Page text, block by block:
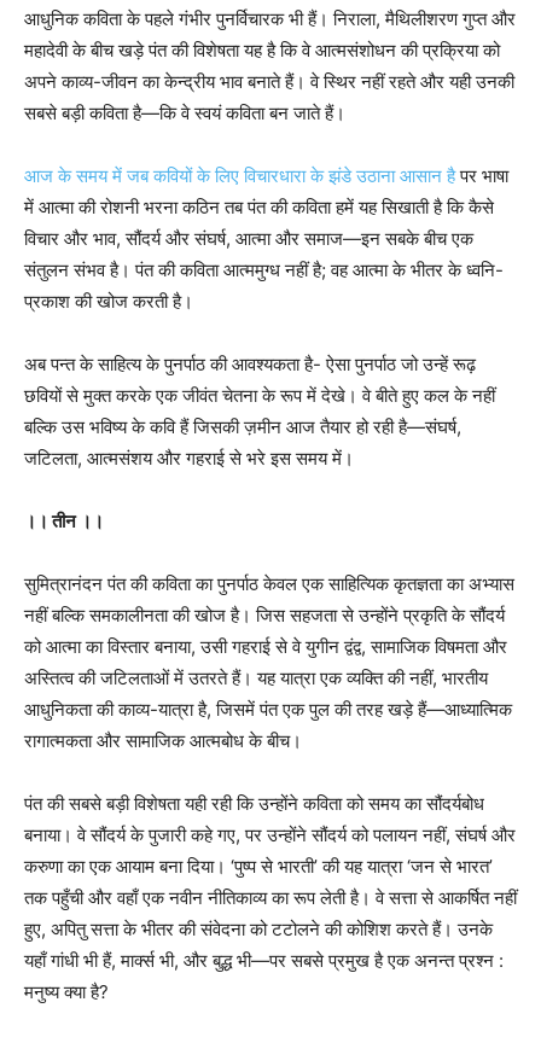
आधुनिक कविता के पहले गंभीर पुनर्विचारक भी हैं। निराला, मैथिलीशरण गुप्त और
महादेवी के बीच खड़े पंत की विशेषता यह है कि वे आत्मसंशोधन की प्रक्रिया को
अपने काव्य-जीवन का केन्द्रीय भाव बनाते हैं। वे स्थिर नहीं रहते और यही उनकी
सबसे बड़ी कविता है—कि वे स्वयं कविता बन जाते हैं।
आज के समय में जब कवियों के लिए विचारधारा के झंडे उठाना आसान हैपर भाषा
में आत्मा की रोशनी भरना कठिन तब पंत की कविता हमें यह सिखाती है कि कैसे
विचार और भाव, सौंदर्य और संघर्ष, आत्मा और समाज—इन सबके बीच एक
संतुलन संभव है। पंत की कविता आत्ममुग्ध नहीं है; वह आत्मा के भीतर के ध्वनि-
प्रकाश की खोज करती है।
अब पन्त के साहित्य के पुनर्पाठ की आवश्यकता है- ऐसा पुनर्पाठ जो उन्हें रूढ़
छवियों से मुक्त करके एक जीवंत चेतना के रूप में देखे। वे बीते हुए कल के नहीं
बल्कि उस भविष्य के कवि हैं जिसकी ज़मीन आज तैयार हो रही है—संघर्ष,
जटिलता, आत्मसंशय और गहराई से भरे इस समय में।
।। तीन ।।
सुमित्रानंदन पंत की कविता का पुनर्पाठ केवल एक साहित्यिक कृतज्ञता का अभ्यास
नहीं बल्कि समकालीनता की खोज है। जिस सहजता से उन्होंने प्रकृति के सौंदर्य
को आत्मा का विस्तार बनाया, उसी गहराई से वे युगीन द्वंद्व, सामाजिक विषमता और
अस्तित्व की जटिलताओं में उतरते हैं। यह यात्रा एक व्यक्ति की नहीं, भारतीय
आधुनिकता की काव्य-यात्रा है, जिसमें पंत एक पुल की तरह खड़े हैं—आध्यात्मिक
रागात्मकता और सामाजिक आत्मबोध के बीच।
पंत की सबसे बड़ी विशेषता यही रही कि उन्होंने कविता को समय का सौंदर्यबोध
बनाया। वे सौंदर्य के पुजारी कहे गए, पर उन्होंने सौंदर्य को पलायन नहीं, संघर्ष और
करुणा का एक आयाम बना दिया। ‘पुष्प से भारती’ की यह यात्रा ‘जन से भारत’
तक पहुँची और वहाँ एक नवीन नीतिकाव्य का रूप लेती है। वे सत्ता से आकर्षित नहीं
हुए, अपितु सत्ता के भीतर की संवेदना को टटोलने की कोशिश करते हैं। उनके
यहाँ गांधी भी हैं, मार्क्स भी, और बुद्ध भी—पर सबसे प्रमुख है एक अनन्त प्रश्न :
मनुष्य क्या है?